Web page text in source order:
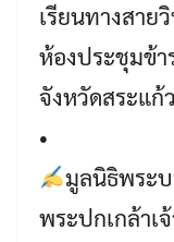
เรียนทางสา
ห้องประชุมข้า
จังหวัดสระแก้
•
มูลนิธิพระ
พระปกเกล้าเ